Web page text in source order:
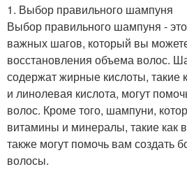
1. Выбор правильного шампуня
Выбор правильного шампуня -
важных шагов, который вы
восстановления объема волос.
содержат жирные кислоты, такие
и линолевая кислота, могут
волос. Кроме того, шампуни,
витамины и минералы, такие как
также могут помочь вам создать
волосы.